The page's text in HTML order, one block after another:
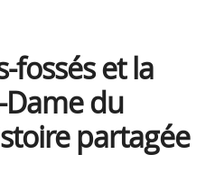
fossés et la
du
partagée